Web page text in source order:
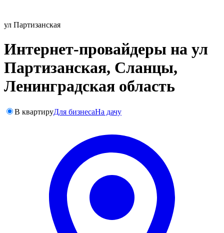
ул Партизанская
Интернет-провайдеры на ул
Партизанская, Сланцы,
Ленинградская область
В квартируДля бизнесаНа дачу